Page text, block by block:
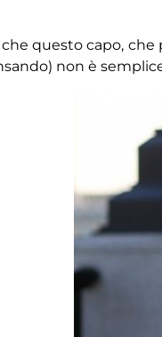
questo capo, che
non è